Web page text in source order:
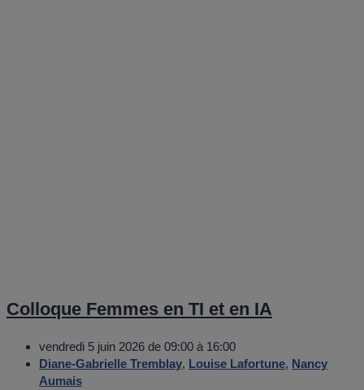
Colloque Femmes en TI et en IA
vendredi 5 juin 2026 de 09:00 à 16:00
Diane-Gabrielle Tremblay, Louise Lafortune, Nancy
Aumais